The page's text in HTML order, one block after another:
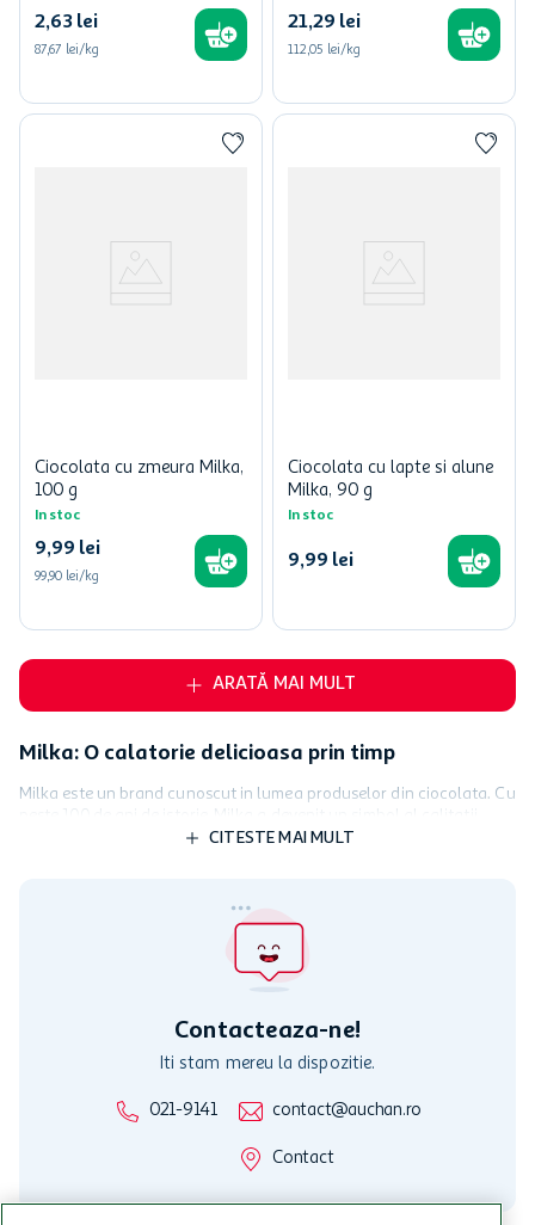
2,63 lei
87,67 lei/kg
21,29 lei
112,05 lei/kg
Ciocolata cu zmeura Milka,
100 g
In stoc
9,99 lei
99,90 lei/kg
Ciocolata cu lapte si alune
Milka, 90 g
In stoc
9,99 lei
ARATĂ MAI MULT
Milka: O calatorie delicioasa prin timp
Milka este un brand cunoscut in lumea produselor din ciocolata. Cu
traditiei si gustului. Pornind de la originile sale în Elvetia, Milka si-a
Povestea Milka a inceput în Elvetia la sfarsitul secolului al XIX-lea.
crearea celor mai bune produse de ciocolata. A fost inspirat de
sale de ciocolata si si-a propus sa creeze un brand care sa
Astazi, Milka continua sa fie lider in industria ciocolatei, oferind o
gama de produse care sunt realizate cu cele mai bune ingrediente
si cea mai mare grija si atentie la detalii.
De la batoane clasice la delicii speciale
CITESTE MAI MULT
Contacteaza-ne!
Iti stam mereu la dispozitie.
021-9141 contact@auchan.ro
Contact